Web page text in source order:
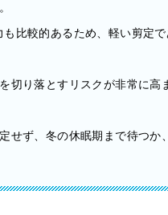
比較的あるため、軽い剪定
切り落とすリスクが非常に高
せず、冬の休眠期まで待つか